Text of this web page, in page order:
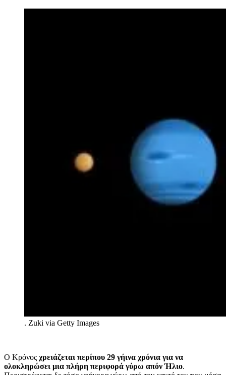
. Zuki via Getty Images
Ο Κρόνος χρειάζεται περίπου 29 γήινα χρόνια για να
ολοκληρώσει μια πλήρη περιφορά γύρω απόν Ήλιο.